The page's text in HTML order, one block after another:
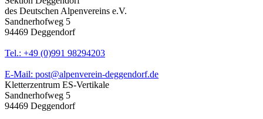
des Deutschen Alpenvereins e.V.
Sandnerhofweg 5
94469 Deggendorf
Tel.: +49 (0)991 98294203
E-Mail: post@alpenverein-deggendorf.de
Kletterzentrum ES-Vertikale
Sandnerhofweg 5
94469 Deggendorf